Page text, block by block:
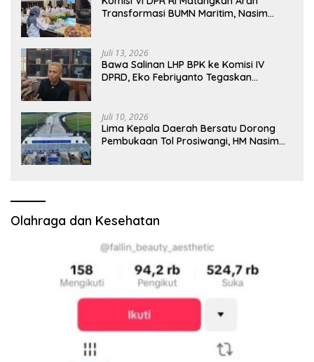
Transformasi BUMN Maritim, Nasim
Juli 13, 2026
Bawa Salinan LHP BPK ke Komisi IV
DPRD, Eko Febriyanto Tegaskan
Juli 10, 2026
Lima Kepala Daerah Bersatu Dorong
Pembukaan Tol Prosiwangi, HM Nasim
Olahraga dan Kesehatan